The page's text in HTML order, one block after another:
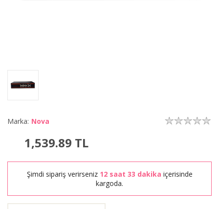
Marka: Nova
1,539.89 TL
Şimdi sipariş verirseniz 12 saat 33 dakika içerisinde
kargoda.